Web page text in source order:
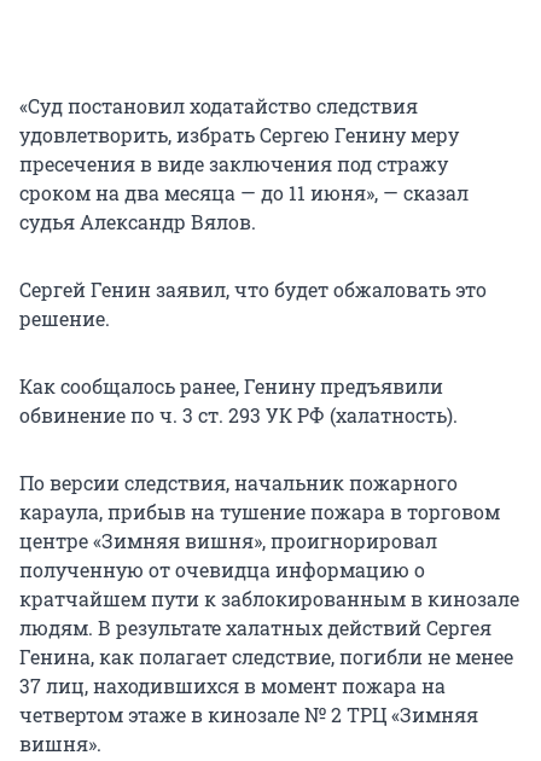
«Суд постановил ходатайство следствия
удовлетворить, избрать Сергею Генину меру
пресечения в виде заключения под стражу
сроком на два месяца — до 11 июня», — сказал
судья Александр Вялов.
Сергей Генин заявил, что будет обжаловать это
решение.
Как сообщалось ранее, Генину предъявили
обвинение по ч. 3 ст. 293 УК РФ (халатность).
По версии следствия, начальник пожарного
караула, прибыв на тушение пожара в торговом
центре «Зимняя вишня», проигнорировал
полученную от очевидца информацию о
кратчайшем пути к заблокированным в кинозале
людям. В результате халатных действий Сергея
Генина, как полагает следствие, погибли не менее
37 лиц, находившихся в момент пожара на
четвертом этаже в кинозале № 2 ТРЦ «Зимняя
вишня».